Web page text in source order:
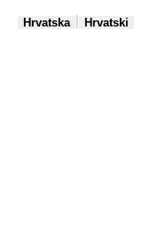
Hrvatska Hrvatski